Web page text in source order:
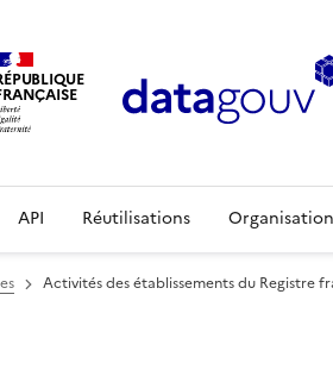
API Réutilisations
Activités des établissements du Registre